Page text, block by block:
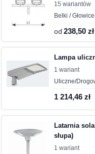
15 wariantów
Belki /
od238,50 zł
Lampa
1 wariant
Uliczne/
1 214,46 zł
Latarnia
słupa)
1 wariant